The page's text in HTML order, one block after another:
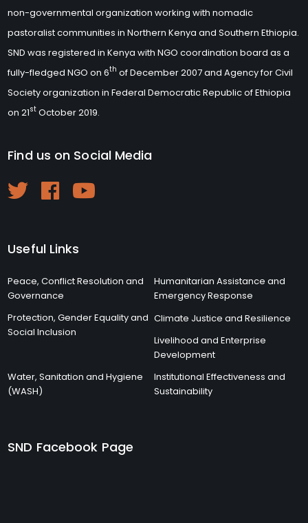
non-governmental organization working with nomadic
pastoralist communities in Northern Kenya and Southern Ethiopia.
SND was registered in Kenya with NGO coordination board as a
fully-fledged NGO on 6th of December 2007 and Agency for Civil
Society organization in Federal Democratic Republic of Ethiopia
on 21st October 2019.
Find us on Social Media
Useful Links
Peace, Conflict Resolution and
Governance
Humanitarian Assistance and
Emergency Response
Protection, Gender Equality and
Social Inclusion
Climate Justice and Resilience
Livelihood and Enterprise
Development
Water, Sanitation and Hygiene
(WASH)
Institutional Effectiveness and
Sustainability
SND Facebook Page